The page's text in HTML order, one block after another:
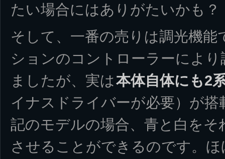
たい場合にはありがたいかも？
そして、一番の売りは調光機
ションのコントローラーによ
ましたが、実は本体自体にも2
イナスドライバーが必要）が
記のモデルの場合、青と白を
させることができるのです。ほ